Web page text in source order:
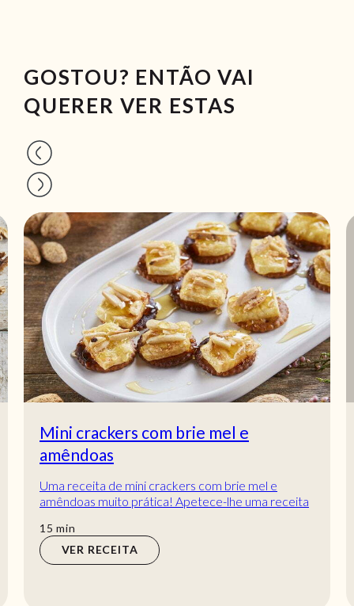
GOSTOU? ENTÃO VAI
QUERER VER ESTAS
Mini crackers com brie mel e
amêndoas
Uma receita de mini crackers com brie mel e
amêndoas muito prática! Apetece-lhe uma receita
15 min
min
VER RECEITA